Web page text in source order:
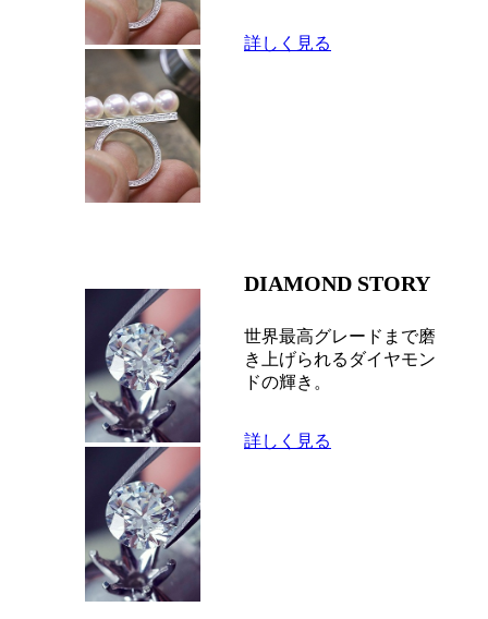
詳しく見る
DIAMOND STORY
世界最高グレードまで磨
き上げられるダイヤモン
ドの輝き。
詳しく見る